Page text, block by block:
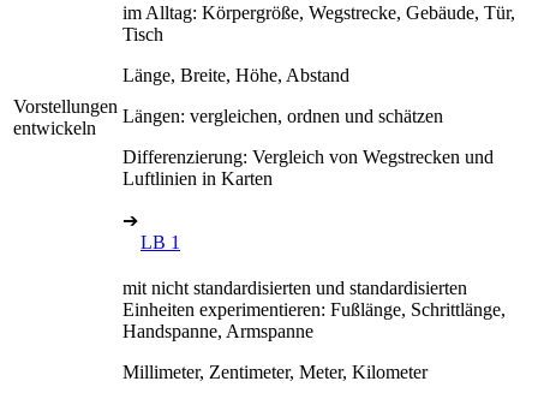
Vorstellungen
entwickeln
im Alltag: Körpergröße, Wegstrecke, Gebäude, Tür,
Tisch
Länge, Breite, Höhe, Abstand
Längen: vergleichen, ordnen und schätzen
Differenzierung: Vergleich von Wegstrecken und
Luftlinien in Karten
➔
LB 1
mit nicht standardisierten und standardisierten
Einheiten experimentieren: Fußlänge, Schrittlänge,
Handspanne, Armspanne
Millimeter, Zentimeter, Meter, Kilometer